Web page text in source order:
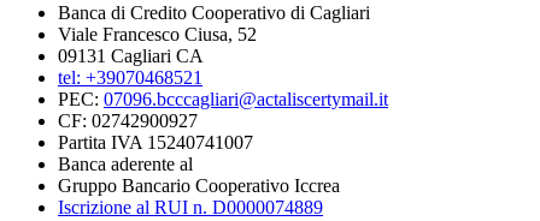
Banca di Credito Cooperativo di Cagliari
Viale Francesco Ciusa, 52
09131 Cagliari CA
tel: +39070468521
PEC: 07096.bcccagliari@actaliscertymail.it
CF: 02742900927
Partita IVA 15240741007
Banca aderente al
Gruppo Bancario Cooperativo Iccrea
Iscrizione al RUI n. D0000074889